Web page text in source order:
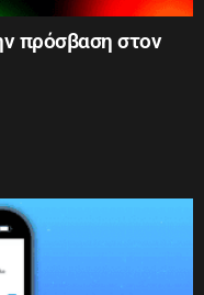
πρόσβαση στον